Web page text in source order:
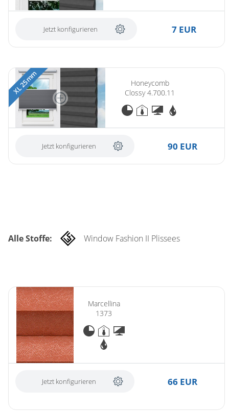
Jetzt konfigurieren 7 EUR
XL 25 mm
Honeycomb
Clossy 4.700.11
Jetzt konfigurieren 90 EUR
Alle Stoffe: Window Fashion II Plissees
Marcellina
1373
Jetzt konfigurieren 66 EUR